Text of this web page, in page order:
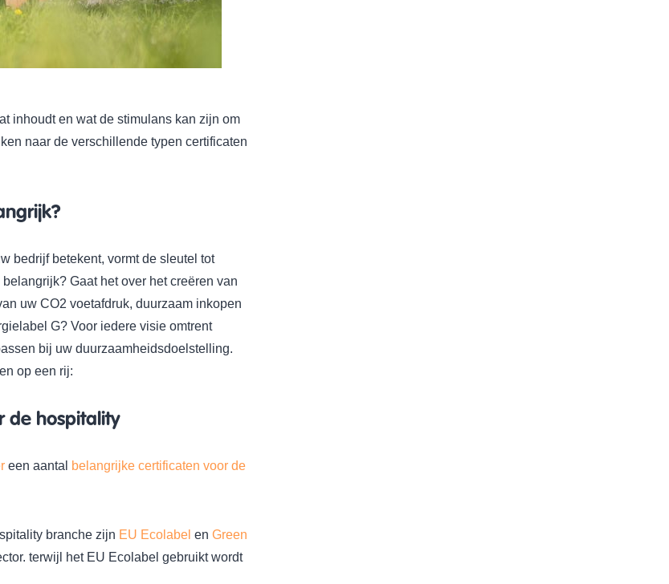
inhoudt en wat de stimulans kan zijn om
naar de verschillende typen certificaten
bedrijf betekent, vormt de sleutel tot
Gaat het over het creëren van
uw CO2 voetafdruk, duurzaam inkopen
G? Voor iedere visie omtrent
bij uw duurzaamheidsdoelstelling.
op een rij:
de hospitality
een aantal
belangrijke certificaten voor de
branche zijn EU Ecolabel en Green
terwijl het EU Ecolabel gebruikt wordt